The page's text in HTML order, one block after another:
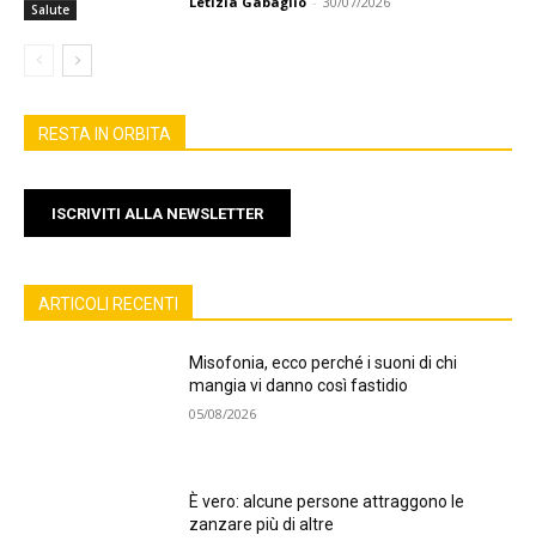
Salute
RESTA IN ORBITA
ISCRIVITI ALLA NEWSLETTER
ARTICOLI RECENTI
Misofonia, ecco perché i suoni di chi
mangia vi danno così fastidio
05/08/2026
È vero: alcune persone attraggono le
zanzare più di altre